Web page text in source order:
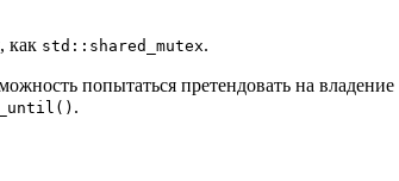
как std::shared_mutex.
попытаться претендовать на владение
.